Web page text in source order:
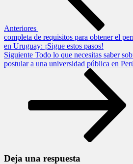
autorización
sanitaria
en
Panamá:
¡Consejos
y
requisitos
Anteriores
completa de requisitos para obtener el
en Uruguay: ¡Sigue estos pasos!
Siguiente
entrada
Siguiente Todo lo que necesitas saber
postular a una universidad pública en
Deja una respuesta